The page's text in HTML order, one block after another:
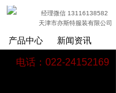
经理微信 13116138582
天津市亦斯特服装有限公司
产品中心 新闻资讯
电话：022-24152169